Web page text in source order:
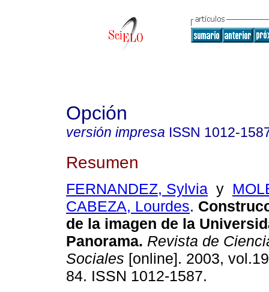
Opción
versión impresa ISSN 1012-
Resumen
FERNANDEZ, Sylvia y
CABEZA, Lourdes.
de la imagen de la
Panorama. Revista de
Sociales [online]. 2003,
84. ISSN 1012-1587.